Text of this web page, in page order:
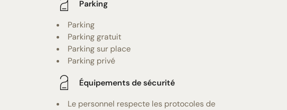
Parking
Parking
Parking gratuit
Parking sur place
Parking privé
Équipements de sécurité
Le personnel respecte les protocoles de